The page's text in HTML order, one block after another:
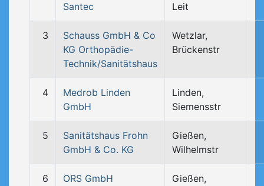
Santec
Leit
3
Schauss GmbH & Co
KG Orthopädie-
Technik/Sanitätshaus
Wetzlar,
Brückenstr
4
Medrob Linden
GmbH
Linden,
Siemensstr
5
Sanitätshaus Frohn
GmbH & Co. KG
Gießen,
Wilhelmstr
6
ORS GmbH
Gießen,